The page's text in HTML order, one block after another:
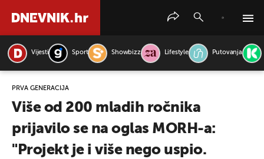
Vijesti Sport Showbizz Lifestyle Putovanja
PRVA GENERACIJA
Više od 200 mladih ročnika
prijavilo se na oglas MORH-a:
"Projekt je i više nego uspio.
PRETRAŽITE VIJESTI